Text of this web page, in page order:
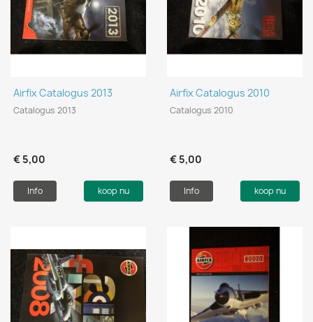
Airfix Catalogus 2013
Catalogus 2013
€ 5,00
Info koop nu
Airfix Catalogus 2010
Catalogus 2010
€ 5,00
Info koop nu